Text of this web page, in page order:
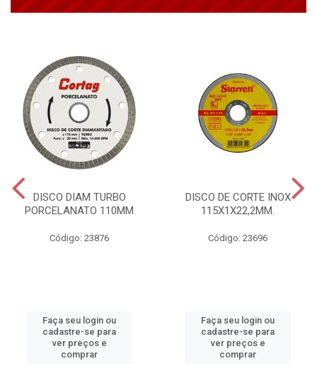
DISCO DIAM TURBO
PORCELANATO 110MM
Código: 23876
Faça seu login ou
cadastre-se para
ver preços e
comprar
DISCO DE CORTE INOX
115X1X22,2MM.
Código: 23696
Faça seu login ou
cadastre-se para
ver preços e
comprar